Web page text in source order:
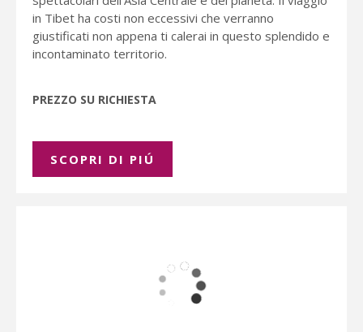
in Tibet ha costi non eccessivi che verranno
giustificati non appena ti calerai in questo splendido e
incontaminato territorio.
PREZZO SU RICHIESTA
SCOPRI DI PIÚ